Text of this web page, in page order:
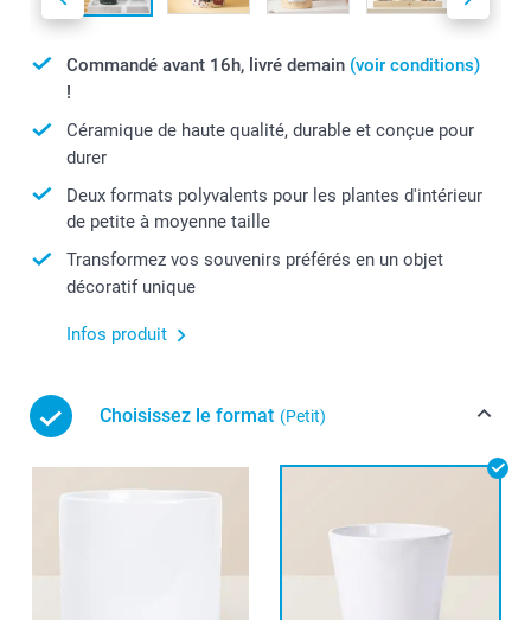
Commandé avant 16h, livré demain (voir conditions)
!
Céramique de haute qualité, durable et conçue pour
durer
Deux formats polyvalents pour les plantes d'intérieur
de petite à moyenne taille
Transformez vos souvenirs préférés en un objet
décoratif unique
Infos produit
Choisissez le format (Petit)